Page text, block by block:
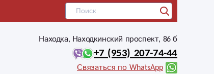
Находка, Находкинский проспект, 86 б
+7 (953) 207-74-44
Связаться по WhatsApp